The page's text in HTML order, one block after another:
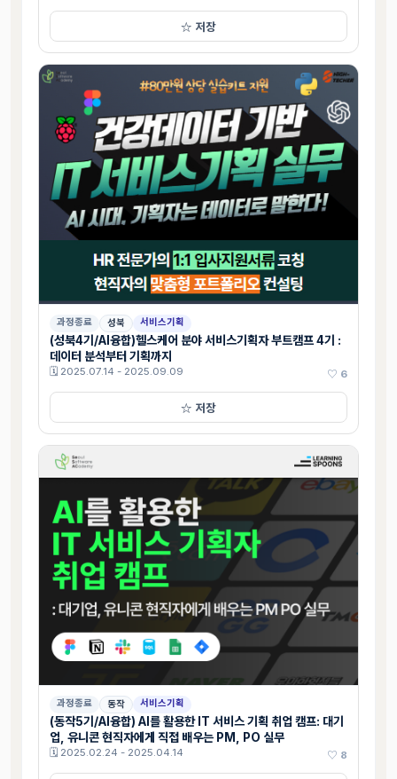
☆ 저장
과정종료 성북 서비스기획
(성북4기/AI융합)헬스케어 분야 서비스기획자 부트캠프 4기 :
데이터 분석부터 기획까지
🗓 2025.07.14 - 2025.09.09 ♡ 6
☆ 저장
과정종료 동작 서비스기획
(동작5기/AI융합) AI를 활용한 IT 서비스 기획 취업 캠프: 대기
업, 유니콘 현직자에게 직접 배우는 PM, PO 실무
🗓 2025.02.24 - 2025.04.14 ♡ 8